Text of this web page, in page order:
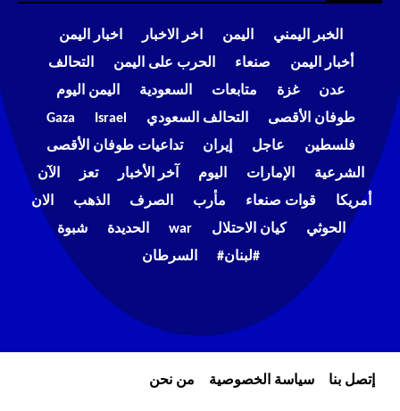
الخبر اليمني اليمن اخر الاخبار
اخبار اليمن
أخبار اليمن
صنعاء الحرب على اليمن
التحالف
عدن
غزة متابعات السعودية
اليمن اليوم
طوفان الأقصى
التحالف السعودي Israel
Gaza
فلسطين
عاجل إيران
تداعيات طوفان الأقصى
الشرعية
الإمارات اليوم آخر الأخبار تعز
الآن
أمريكا
قوات صنعاء مأرب الصرف الذهب
الان
الحوثي
كيان الاحتلال war الحديدة
شبوة
#لبنان#
السرطان
إتصل بنا سياسة الخصوصية من نحن